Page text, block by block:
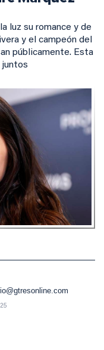
luz su romance y de
y el campeón del
públicamente. Esta